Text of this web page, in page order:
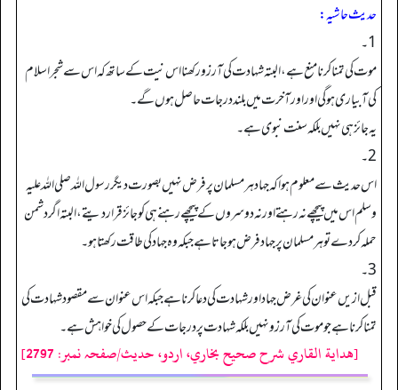
حدیث حاشیہ:
1۔
موت کی تمنا کرنامنع ہے،البتہ شہادت کی آرزو رکھنا اس نیت کے ساتھ کہ اس سے شجر اسلام
کی آبیاری ہوگی اور اورآخرت میں بلند درجات حاصل ہوں گے۔
یہ جائز ہی نہیں بلکہ سنت نبوی ہے۔
2۔
اس حدیث سے معلوم ہواکہ جہاد ہر مسلمان پر فرض نہیں بصورت دیگر رسول اللہ صلی اللہ علیہ
وسلم اس میں پیچھے نہ رہتے اور نہ دوسروں کے پیچھے رہنے ہی کو جائز قراردیتے،البتہ اگردشمن
حملہ کردے تو ہرمسلمان پر جہاد فرض ہوجاتا ہے جبکہ وہ جہاد کی طاقت رکھتا ہو۔
3۔
قبل ازیں عنوان کی غرض جہاد اور شہادت کی دعاکرناہے جبکہ اس عنوان سے مقصود شہادت کی
تمنا کرناہے جو موت کی آرزو نہیں بلکہ شہادت پر درجات کے حصول کی خواہش ہے۔
[هداية القاري شرح صحيح بخاري، اردو، حدیث/صفحہ نمبر: 2797]